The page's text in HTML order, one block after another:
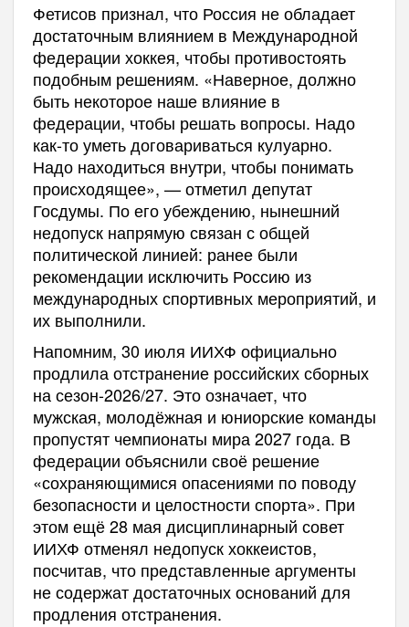
Фетисов признал, что Россия не обладает
достаточным влиянием в Международной
федерации хоккея, чтобы противостоять
подобным решениям. «Наверное, должно
быть некоторое наше влияние в
федерации, чтобы решать вопросы. Надо
как-то уметь договариваться кулуарно.
Надо находиться внутри, чтобы понимать
происходящее», — отметил депутат
Госдумы. По его убеждению, нынешний
недопуск напрямую связан с общей
политической линией: ранее были
рекомендации исключить Россию из
международных спортивных мероприятий, и
их выполнили.
Напомним, 30 июля ИИХФ официально
продлила отстранение российских сборных
на сезон-2026/27. Это означает, что
мужская, молодёжная и юниорские команды
пропустят чемпионаты мира 2027 года. В
федерации объяснили своё решение
«сохраняющимися опасениями по поводу
безопасности и целостности спорта». При
этом ещё 28 мая дисциплинарный совет
ИИХФ отменял недопуск хоккеистов,
посчитав, что представленные аргументы
не содержат достаточных оснований для
продления отстранения.